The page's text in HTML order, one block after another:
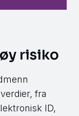
risiko
fra
ID,